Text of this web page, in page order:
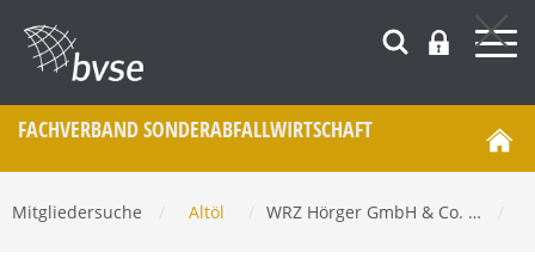
FACHVERBAND SONDERABFALL­WIRTSCHAFT
Mitgliedersuche Altöl WRZ Hörger GmbH & Co. …